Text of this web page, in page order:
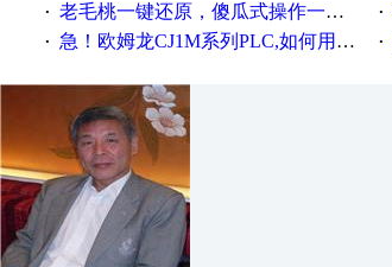
· 老毛桃一键还原，傻瓜式操作一键轻松备份还原；程序为向导式安装，一键即可实现自动备份或还原系统。 ·
· 急！欧姆龙CJ1M系列PLC,如何用时间控制变频器。要求时间在组态王中可以自由输入！拜托各位大神了！ ·